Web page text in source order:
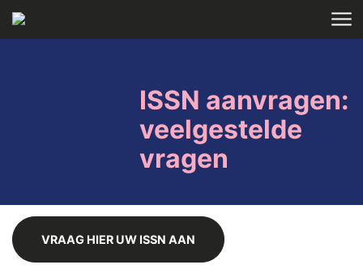
Skip to main content
ISSN aanvragen:
veelgestelde
vragen
VRAAG HIER UW ISSN AAN